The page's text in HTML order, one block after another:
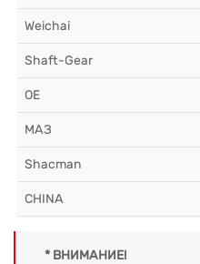
Weichai
Shaft-Gear
OE
МАЗ
Shacman
CHINA
* ВНИМАНИЕ!